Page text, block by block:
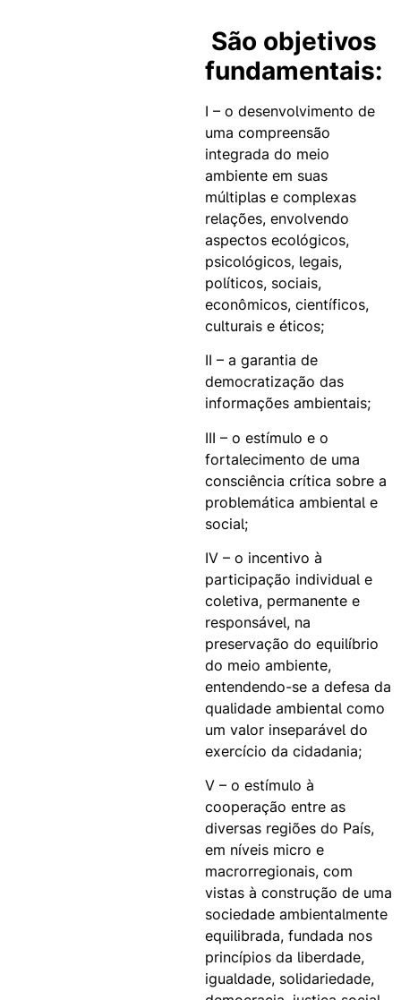
São objetivos
fundamentais:
I – o desenvolvimento de
uma compreensão
integrada do meio
ambiente em suas
múltiplas e complexas
relações, envolvendo
aspectos ecológicos,
psicológicos, legais,
políticos, sociais,
econômicos, científicos,
culturais e éticos;
II – a garantia de
democratização das
informações ambientais;
III – o estímulo e o
fortalecimento de uma
consciência crítica sobre a
problemática ambiental e
social;
IV – o incentivo à
participação individual e
coletiva, permanente e
responsável, na
preservação do equilíbrio
do meio ambiente,
entendendo-se a defesa da
qualidade ambiental como
um valor inseparável do
exercício da cidadania;
V – o estímulo à
cooperação entre as
diversas regiões do País,
em níveis micro e
macrorregionais, com
vistas à construção de uma
sociedade ambientalmente
equilibrada, fundada nos
princípios da liberdade,
igualdade, solidariedade,